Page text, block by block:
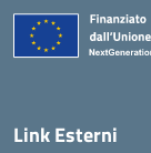
Link Esterni